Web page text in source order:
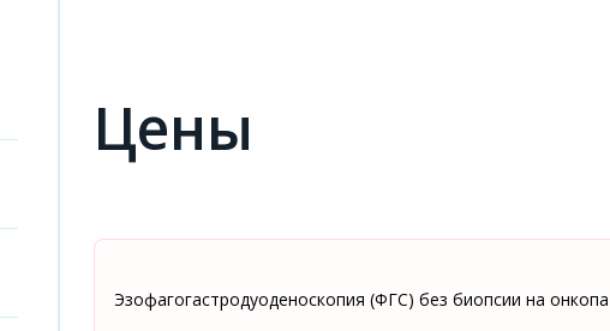
Цены
Эзофагогастродуоденоскопия (ФГС) без биопсии на